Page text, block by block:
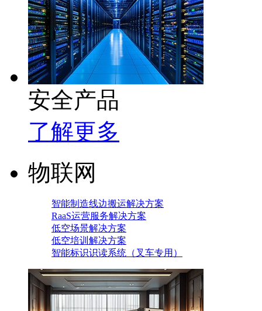
安全产品
了解更多
物联网
智能制造线边搬运解决方案
RaaS运营服务解决方案
低空场景解决方案
低空培训解决方案
智能标识识读系统（叉车专用）